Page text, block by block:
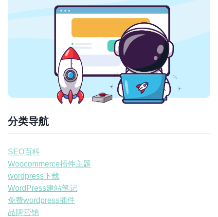
分类导航
SEO百科
Woocommerce插件主题
wordpress下载
WordPress建站笔记
免费wordpress插件
品牌营销